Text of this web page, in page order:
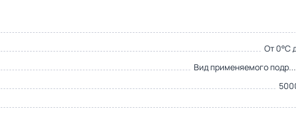
От 0°С
Вид применяемого подр...